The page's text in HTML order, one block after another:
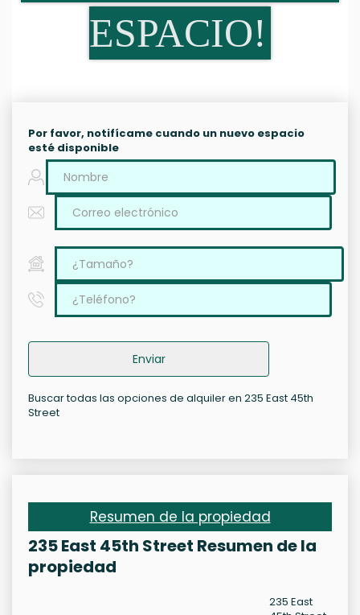
ESPACIO!
Por favor, notifícame cuando un nuevo espacio
esté disponible
Enviar
Buscar todas las opciones de alquiler en 235 East 45th
Street
Resumen de la propiedad
235 East 45th Street Resumen de la
propiedad
235 East